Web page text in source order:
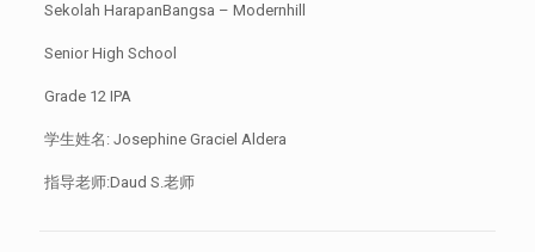
Sekolah HarapanBangsa – Modernhill
Senior High School
Grade 12 IPA
学生姓名: Josephine Graciel Aldera
指导老师:Daud S.老师